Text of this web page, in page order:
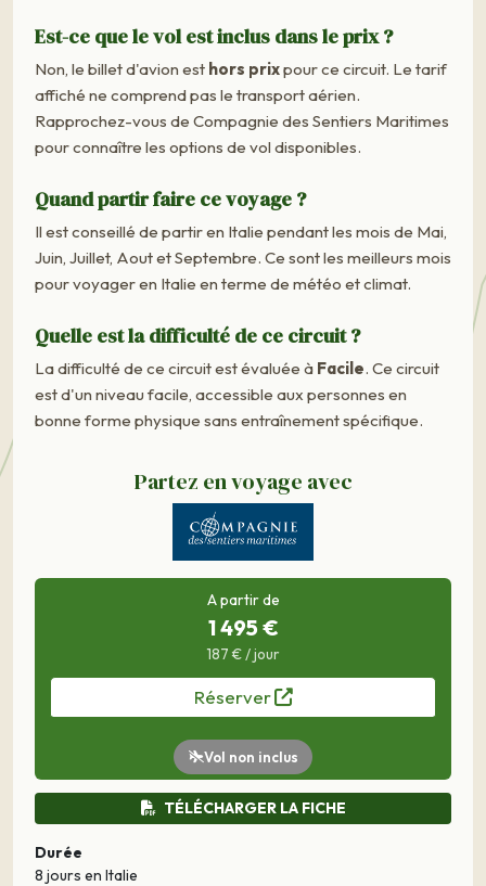
Est-ce que le vol est inclus dans le prix ?
Non, le billet d'avion est hors prixpour ce circuit. Le tarif
affiché ne comprend pas le transport aérien.
Rapprochez-vous de Compagnie des Sentiers Maritimes
pour connaître les options de vol disponibles.
Quand partir faire ce voyage ?
Il est conseillé de partir en Italie pendant les mois de Mai,
Juin, Juillet, Aout et Septembre. Ce sont les meilleurs mois
pour voyager en Italie en terme de météo et climat.
Quelle est la difficulté de ce circuit ?
La difficulté de ce circuit est évaluée à Facile. Ce circuit
est d'un niveau facile, accessible aux personnes en
bonne forme physique sans entraînement spécifique.
Partez en voyage avec
A partir de
1 495 €
187 € / jour
Réserver
Vol non inclus
TÉLÉCHARGER LA FICHE
Durée
8 jours en Italie